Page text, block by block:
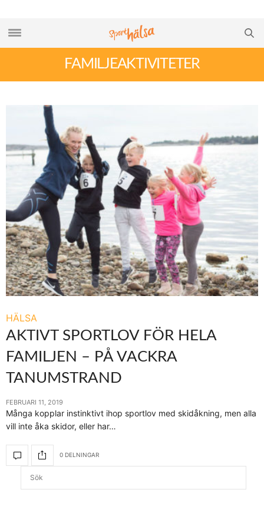
FAMILJEAKTIVITETER
HÄLSA
AKTIVT SPORTLOV FÖR HELA
FAMILJEN – PÅ VACKRA
TANUMSTRAND
FEBRUARI 11, 2019
Många kopplar instinktivt ihop sportlov med skidåkning, men alla
vill inte åka skidor, eller har…
0 DELNINGAR